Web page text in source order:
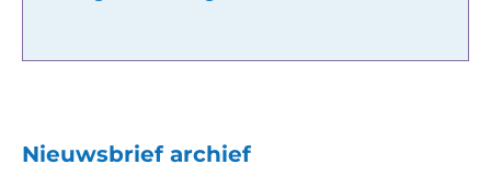
Nieuwsbrief archief